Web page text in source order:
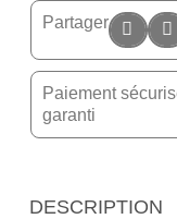
Partager
Paiement
garanti
DESCRIPTION